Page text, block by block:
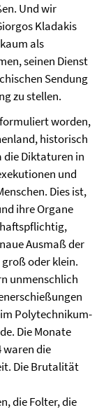
Und wir
Kladakis
als
seinen Dienst
Sendung
zu stellen.
worden,
historisch
die Diktaturen in
und
Dies ist,
ihre Organe
Ausmaß der
oder klein.
unmenschlich
Polytechnikum-
Die Monate
waren die
Die Brutalität
die Folter, die